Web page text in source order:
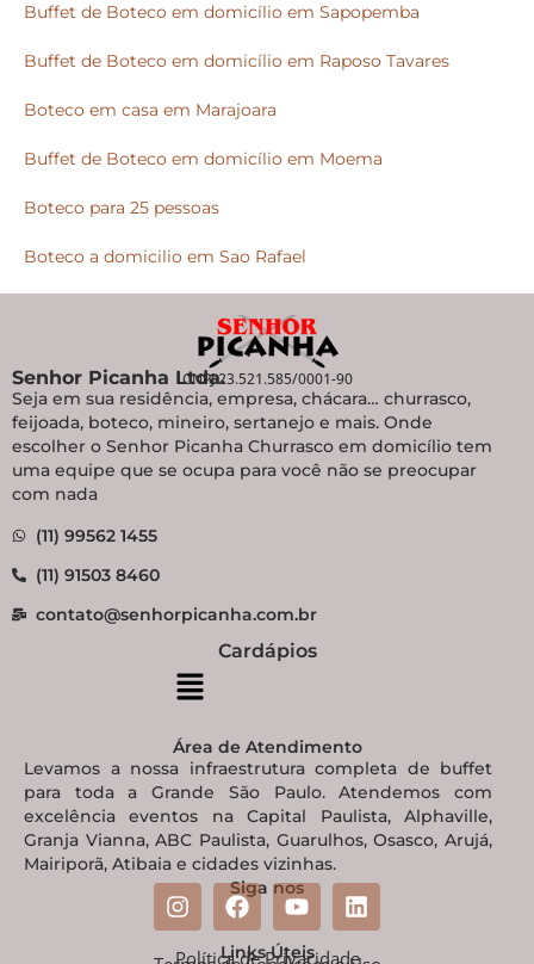
Buffet de Boteco em domicílio em Sapopemba
Buffet de Boteco em domicílio em Raposo Tavares
Boteco em casa em Marajoara
Buffet de Boteco em domicílio em Moema
Boteco para 25 pessoas
Boteco a domicilio em Sao Rafael
Senhor Picanha Ltda.CNPJ 23.521.585/0001-90
Seja em sua residência, empresa, chácara… churrasco,
feijoada, boteco, mineiro, sertanejo e mais. Onde
escolher o Senhor Picanha Churrasco em domicílio tem
uma equipe que se ocupa para você não se preocupar
com nada
(11) 99562 1455
(11) 91503 8460
contato@senhorpicanha.com.br
Cardápios
Área de Atendimento
Levamos a nossa infraestrutura completa de buffet
para toda a Grande São Paulo. Atendemos com
excelência eventos na Capital Paulista, Alphaville,
Granja Vianna, ABC Paulista, Guarulhos, Osasco, Arujá,
Mairiporã, Atibaia e cidades vizinhas.
Siga nos
Links Úteis
Política de Privacidade